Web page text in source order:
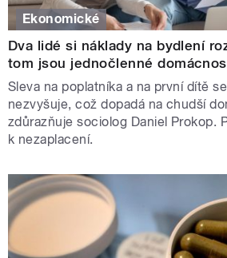
Ekonomické
Dva lidé si náklady na bydlení
tom jsou jednočlenné
Sleva na poplatníka a na první dítě
nezvyšuje, což dopadá na chudší
zdůrazňuje sociolog Daniel Prokop.
k nezaplacení.